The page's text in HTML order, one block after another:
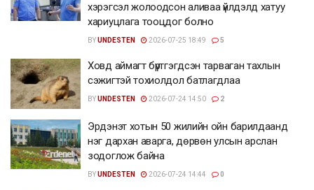
хэрэгсэл жолоодсон аливаа үйлдэлд хатуу
хариуцлага тооцдог болно
BYUNDESTEN 2026-07-25 18:49 5
Ховд аймагт бүртгэгдсэн тарваган тахлын
сэжигтэй тохиолдол батлагдлаа
BYUNDESTEN 2026-07-24 14:50 2
Эрдэнэт хотын 50 жилийн ойн барилдаанд
нэг дархан аварга, дөрвөн улсын арслан
зодоглож байна
BYUNDESTEN 2026-07-24 14:44 0